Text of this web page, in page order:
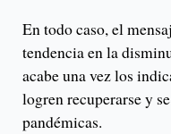
En todo caso, el
tendencia en la
acabe una vez los
logren recuperarse y
pandémicas.